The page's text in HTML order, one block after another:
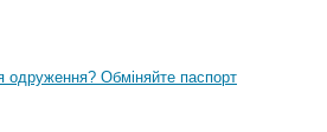
одруження? Обміняйте паспорт